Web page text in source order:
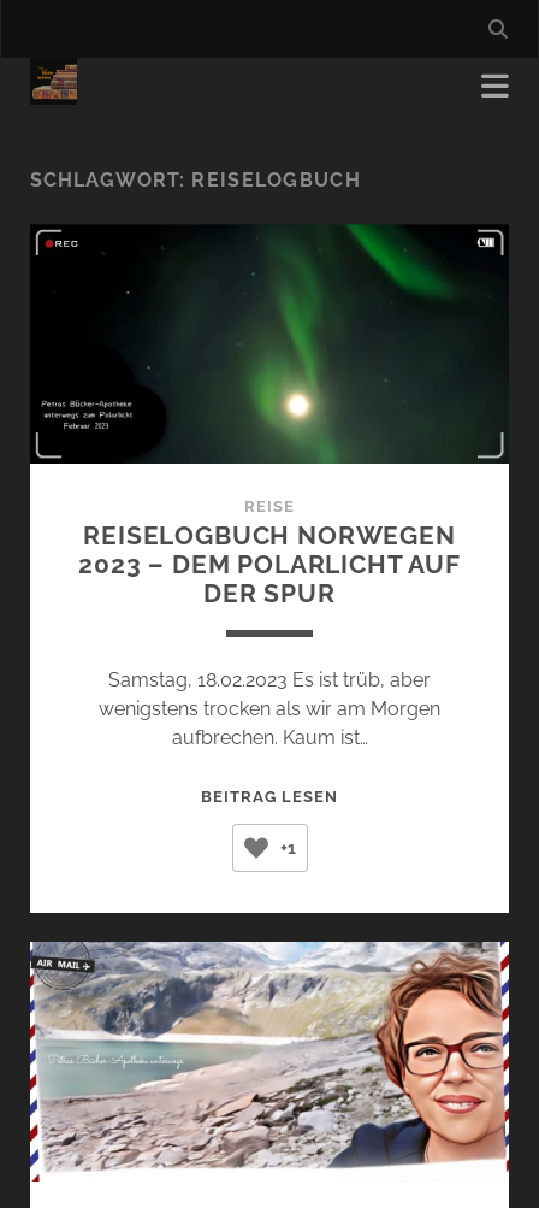
SCHLAGWORT: REISELOGBUCH
REISE
REISELOGBUCH NORWEGEN
2023 – DEM POLARLICHT AUF
DER SPUR
Samstag, 18.02.2023 Es ist trüb, aber
wenigstens trocken als wir am Morgen
aufbrechen. Kaum ist…
BEITRAG LESEN
DEM
POLARLICHT
AUF
DER
SPUR
+1